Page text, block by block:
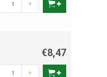
+
€8,47
+